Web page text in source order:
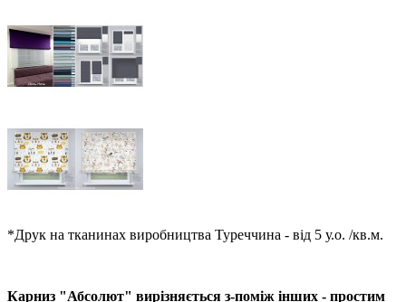
*Друк на тканинах виробництва Туреччина - від 5 у.о. /кв.м.
Карниз "Абсолют" вирізняється з-поміж інших - простим